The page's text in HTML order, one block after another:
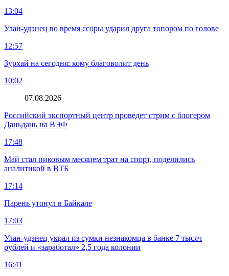
13:04
Улан-удэнец во время ссоры ударил друга топором по голове
12:57
Зурхай на сегодня: кому благоволит день
10:02
07.08.2026
Российский экспортный центр проведет стрим с блогером
Даньдань на ВЭФ
17:48
Май стал пиковым месяцем трат на спорт, поделились
аналитикой в ВТБ
17:14
Парень утонул в Байкале
17:03
Улан-удэнец украл из сумки незнакомца в банке 7 тысяч
рублей и «заработал» 2,5 года колонии
16:41